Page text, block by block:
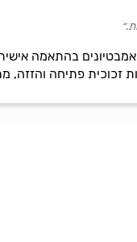
זכוכית פתיחה